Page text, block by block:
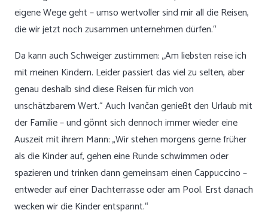
eigene Wege geht – umso wertvoller sind mir all die Reisen,
die wir jetzt noch zusammen unternehmen dürfen.“
Da kann auch Schweiger zustimmen: „Am liebsten reise ich
mit meinen Kindern. Leider passiert das viel zu selten, aber
genau deshalb sind diese Reisen für mich von
unschätzbarem Wert.“ Auch Ivančan genießt den Urlaub mit
der Familie – und gönnt sich dennoch immer wieder eine
Auszeit mit ihrem Mann: „Wir stehen morgens gerne früher
als die Kinder auf, gehen eine Runde schwimmen oder
spazieren und trinken dann gemeinsam einen Cappuccino –
entweder auf einer Dachterrasse oder am Pool. Erst danach
wecken wir die Kinder entspannt.“